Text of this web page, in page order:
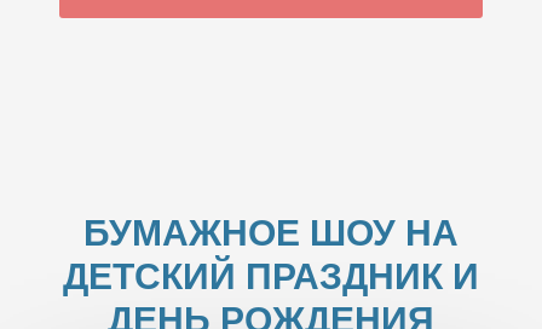
БУМАЖНОЕ ШОУ НА
ДЕТСКИЙ ПРАЗДНИК И
ДЕНЬ РОЖДЕНИЯ